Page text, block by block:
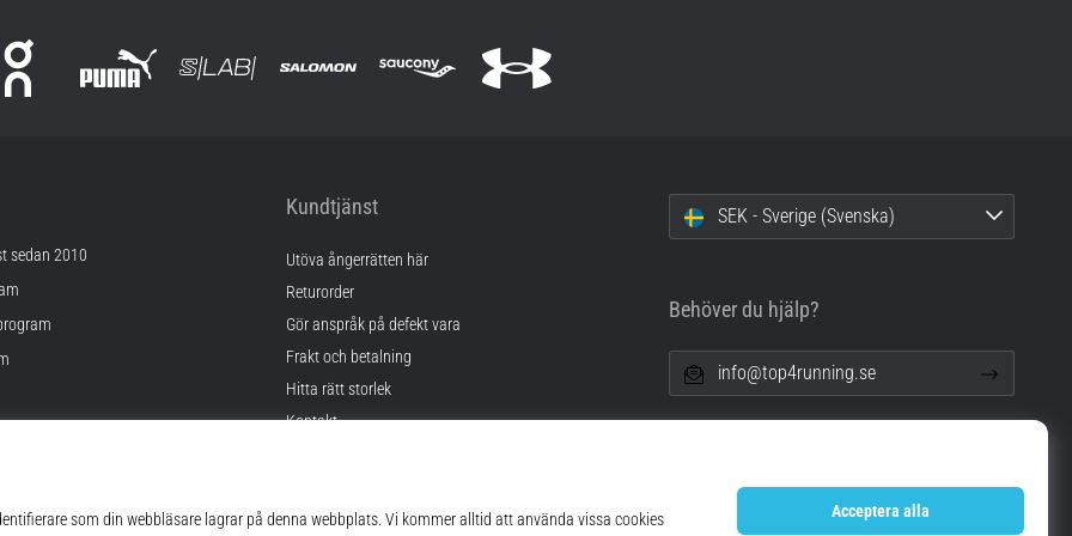
sedan 2010
Kundtjänst
Utöva ångerrätten här
Returorder
Gör anspråk på defekt vara
Frakt och betalning
Hitta rätt storlek
Kontakt
SEK - Sverige (Svenska)
Behöver du hjälp?
info@top4running.se